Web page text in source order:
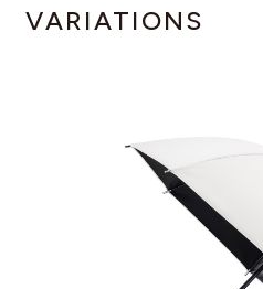
VARIATIONS